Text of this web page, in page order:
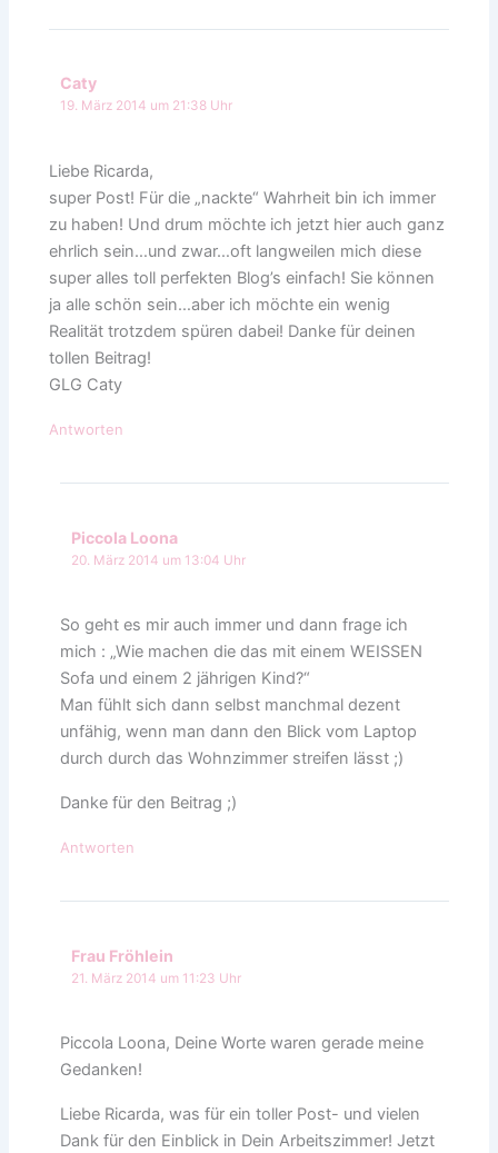
Caty
19. März 2014 um 21:38 Uhr
Liebe Ricarda,
super Post! Für die „nackte“ Wahrheit bin ich immer
zu haben! Und drum möchte ich jetzt hier auch ganz
ehrlich sein…und zwar…oft langweilen mich diese
super alles toll perfekten Blog’s einfach! Sie können
ja alle schön sein…aber ich möchte ein wenig
Realität trotzdem spüren dabei! Danke für deinen
tollen Beitrag!
GLG Caty
Antworten
Piccola Loona
20. März 2014 um 13:04 Uhr
So geht es mir auch immer und dann frage ich
mich : „Wie machen die das mit einem WEISSEN
Sofa und einem 2 jährigen Kind?“
Man fühlt sich dann selbst manchmal dezent
unfähig, wenn man dann den Blick vom Laptop
durch durch das Wohnzimmer streifen lässt ;)
Danke für den Beitrag ;)
Antworten
Frau Fröhlein
21. März 2014 um 11:23 Uhr
Piccola Loona, Deine Worte waren gerade meine
Gedanken!
Liebe Ricarda, was für ein toller Post- und vielen
Dank für den Einblick in Dein Arbeitszimmer! Jetzt